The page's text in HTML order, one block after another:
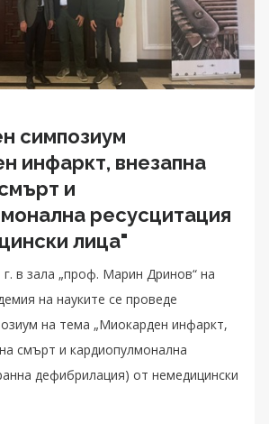
симпозиум
инфаркт, внезапна
и
ресусцитация
лица"
в зала „проф. Марин Дринов“ на
на науките се проведе
на тема „Миокарден инфаркт,
смърт и кардиопулмонална
дефибрилация) от немедицински